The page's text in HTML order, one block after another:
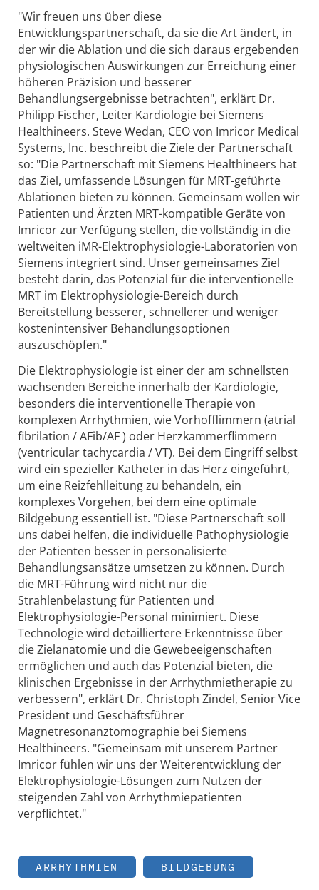
"Wir freuen uns über diese
Entwicklungspartnerschaft, da sie die Art ändert, in
der wir die Ablation und die sich daraus ergebenden
physiologischen Auswirkungen zur Erreichung einer
höheren Präzision und besserer
Behandlungsergebnisse betrachten", erklärt Dr.
Philipp Fischer, Leiter Kardiologie bei Siemens
Healthineers. Steve Wedan, CEO von Imricor Medical
Systems, Inc. beschreibt die Ziele der Partnerschaft
so: "Die Partnerschaft mit Siemens Healthineers hat
das Ziel, umfassende Lösungen für MRT-geführte
Ablationen bieten zu können. Gemeinsam wollen wir
Patienten und Ärzten MRT-kompatible Geräte von
Imricor zur Verfügung stellen, die vollständig in die
weltweiten iMR-Elektrophysiologie-Laboratorien von
Siemens integriert sind. Unser gemeinsames Ziel
besteht darin, das Potenzial für die interventionelle
MRT im Elektrophysiologie-Bereich durch
Bereitstellung besserer, schnellerer und weniger
kostenintensiver Behandlungsoptionen
auszuschöpfen."
Die Elektrophysiologie ist einer der am schnellsten
wachsenden Bereiche innerhalb der Kardiologie,
besonders die interventionelle Therapie von
komplexen Arrhythmien, wie Vorhofflimmern (atrial
fibrilation / AFib/AF ) oder Herzkammerflimmern
(ventricular tachycardia / VT). Bei dem Eingriff selbst
wird ein spezieller Katheter in das Herz eingeführt,
um eine Reizfehlleitung zu behandeln, ein
komplexes Vorgehen, bei dem eine optimale
Bildgebung essentiell ist. "Diese Partnerschaft soll
uns dabei helfen, die individuelle Pathophysiologie
der Patienten besser in personalisierte
Behandlungsansätze umsetzen zu können. Durch
die MRT-Führung wird nicht nur die
Strahlenbelastung für Patienten und
Elektrophysiologie-Personal minimiert. Diese
Technologie wird detailliertere Erkenntnisse über
die Zielanatomie und die Gewebeeigenschaften
ermöglichen und auch das Potenzial bieten, die
klinischen Ergebnisse in der Arrhythmietherapie zu
verbessern", erklärt Dr. Christoph Zindel, Senior Vice
President und Geschäftsführer
Magnetresonanztomographie bei Siemens
Healthineers. "Gemeinsam mit unserem Partner
Imricor fühlen wir uns der Weiterentwicklung der
Elektrophysiologie-Lösungen zum Nutzen der
steigenden Zahl von Arrhythmiepatienten
verpflichtet."
ARRHYTHMIEN BILDGEBUNG